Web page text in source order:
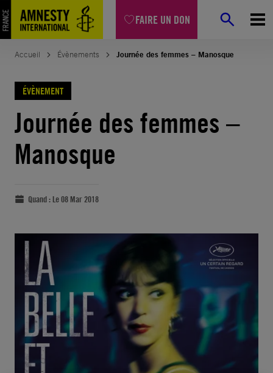
FAIRE UN DON
Accueil Évènements Journée des femmes – Manosque
ÉVÈNEMENT
Journée des femmes –
Manosque
Quand : Le 08 Mar 2018